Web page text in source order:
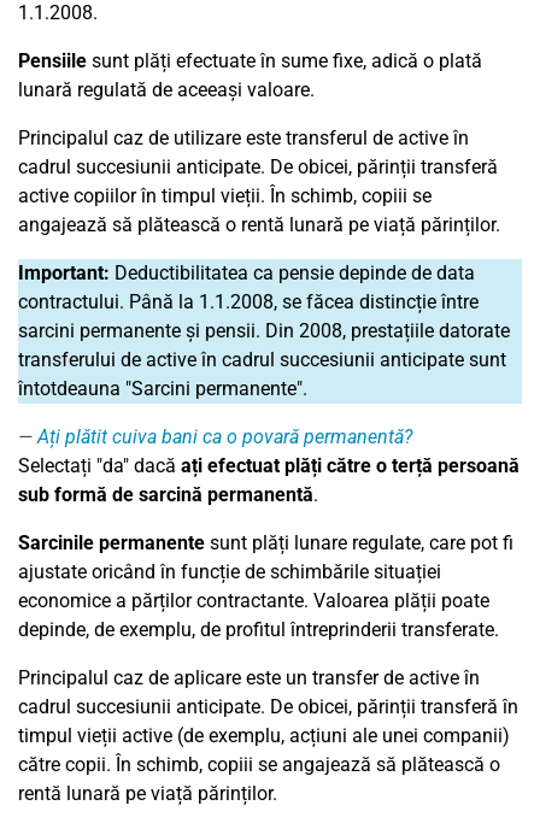
1.1.2008.
Pensiile sunt plăți efectuate în sume fixe, adică o plată
lunară regulată de aceeași valoare.
Principalul caz de utilizare este transferul de active în
cadrul succesiunii anticipate. De obicei, părinții transferă
active copiilor în timpul vieții. În schimb, copiii se
angajează să plătească o rentă lunară pe viață părinților.
Important: Deductibilitatea ca pensie depinde de data
contractului. Până la 1.1.2008, se făcea distincție între
sarcini permanente și pensii. Din 2008, prestațiile datorate
transferului de active în cadrul succesiunii anticipate sunt
întotdeauna "Sarcini permanente".
Ați plătit cuiva bani ca o povară permanentă?
Selectați "da" dacă ați efectuat plăți către o terță persoană
sub formă de sarcină permanentă.
Sarcinile permanente sunt plăți lunare regulate, care pot fi
ajustate oricând în funcție de schimbările situației
economice a părților contractante. Valoarea plății poate
depinde, de exemplu, de profitul întreprinderii transferate.
Principalul caz de aplicare este un transfer de active în
cadrul succesiunii anticipate. De obicei, părinții transferă în
timpul vieții active (de exemplu, acțiuni ale unei companii)
către copii. În schimb, copiii se angajează să plătească o
rentă lunară pe viață părinților.